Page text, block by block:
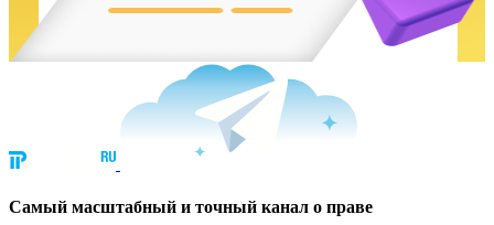
Cамый масштабный и точный канал о праве